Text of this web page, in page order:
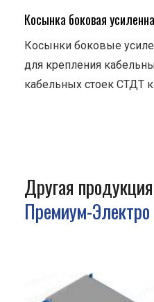
Косынка боковая
Косынки боковые
для крепления
кабельных стоек СТДТ к
Другая
Премиум-Электро